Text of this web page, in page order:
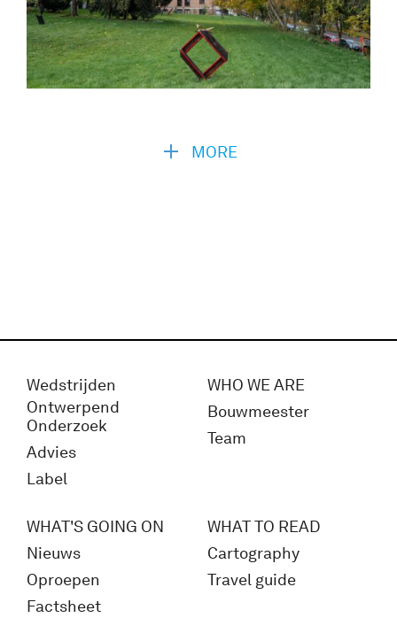
MORE
Wedstrijden
Ontwerpend
Onderzoek
Advies
Label
WHO WE ARE
Bouwmeester
Team
WHAT'S GOING ON
Nieuws
Oproepen
Factsheet
WHAT TO READ
Cartography
Travel guide